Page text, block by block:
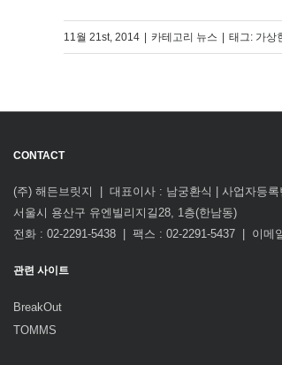
11월 21st, 2014 카테고리 뉴스 태그: 가상
CONTACT
(주) 해든브릿지 | 대표이사 : 남궁환식 | 사업자등록
서울시 용산구 유엔빌리지길28, 1층(한남동)
전화 : 02-2291-5438 | 팩스 : 02-2291-5437 | 이메
관련 사이트
BreakOut
TOMMS